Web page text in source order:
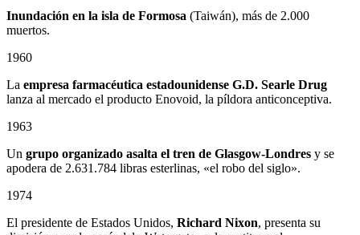
Inundación en la isla de Formosa (Taiwán), más de 2.000
muertos.
1960
La empresa farmacéutica estadounidense G.D. Searle Drug
lanza al mercado el producto Enovoid, la píldora anticonceptiva.
1963
Un grupo organizado asalta el tren de Glasgow-Londres y se
apodera de 2.631.784 libras esterlinas, «el robo del siglo».
1974
El presidente de Estados Unidos, Richard Nixon, presenta su